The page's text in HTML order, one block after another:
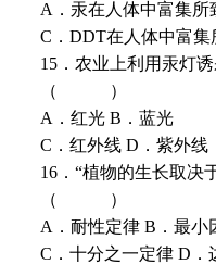
A．汞在人体中富集
C．DDT在人体中富
15．农业上利用汞灯
（ ）
A．红光 B．蓝光
C．红外线 D．紫外线
16．“植物的生长取决
（ ）
A．耐性定律 B．最小
C．十分之一定律 D．